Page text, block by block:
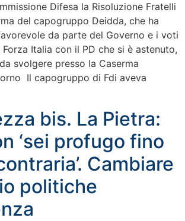
Difesa la Risoluzione Fratelli
del capogruppo Deidda, che ha
da parte del Governo e i voti
Italia con il PD che si è astenuto,
svolgere presso la Caserma
Il capogruppo di Fdi aveva
bis. La Pietra:
‘sei profugo fino
Cambiare
politiche